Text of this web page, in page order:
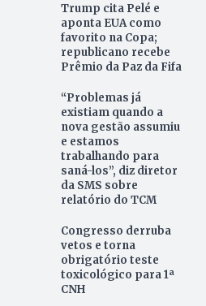
Trump cita Pelé e
aponta EUA como
favorito na Copa;
republicano recebe
Prêmio da Paz da Fifa
“Problemas já
existiam quando a
nova gestão assumiu
e estamos
trabalhando para
saná-los”, diz diretor
da SMS sobre
relatório do TCM
Congresso derruba
vetos e torna
obrigatório teste
toxicológico para 1ª
CNH